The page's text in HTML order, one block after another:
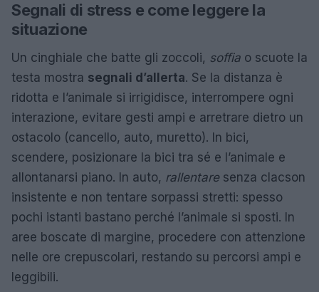
Segnali di stress e come leggere la
situazione
Un cinghiale che batte gli zoccoli, soffia o scuote la
testa mostra segnali d’allerta. Se la distanza è
ridotta e l’animale si irrigidisce, interrompere ogni
interazione, evitare gesti ampi e arretrare dietro un
ostacolo (cancello, auto, muretto). In bici,
scendere, posizionare la bici tra sé e l’animale e
allontanarsi piano. In auto, rallentaresenza clacson
insistente e non tentare sorpassi stretti: spesso
pochi istanti bastano perché l’animale si sposti. In
aree boscate di margine, procedere con attenzione
nelle ore crepuscolari, restando su percorsi ampi e
leggibili.